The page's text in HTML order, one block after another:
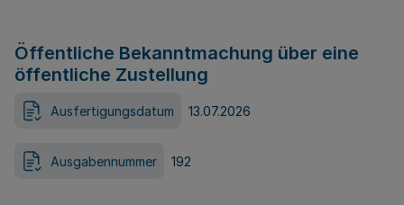
Öffentliche Bekanntmachung über eine
öffentliche Zustellung
Ausfertigungsdatum 13.07.2026
Ausgabennummer 192